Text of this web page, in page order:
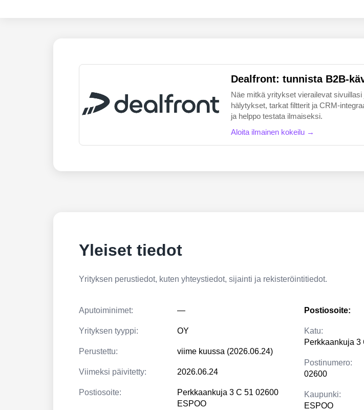
Dealfront: tunnista B2B-
Näe mitkä yritykset vierailevat
hälytykset, tarkat filtterit ja CRM-
ja helppo testata ilmaiseksi.
Aloita ilmainen kokeilu →
Yleiset tiedot
Yrityksen perustiedot, kuten yhteystiedot, sijainti ja rekisteröintitiedot.
Aputoiminimet: —
Yrityksen tyyppi: OY
Perustettu: viime kuussa (2026.06.24)
Viimeksi päivitetty: 2026.06.24
Postiosoite:
Perkkaankuja 3 C 51 02600
ESPOO
Postiosoite:
Katu:
Perkkaankuja 3
Postinumero:
02600
Kaupunki:
ESPOO